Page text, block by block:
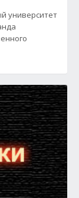
университет